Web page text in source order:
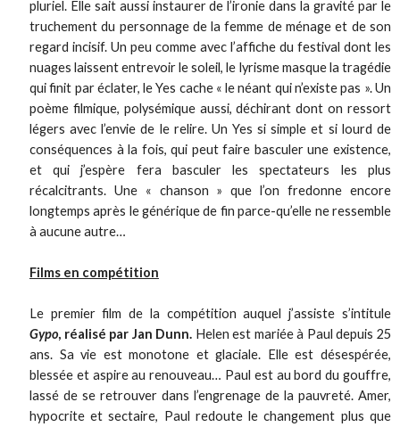
pluriel. Elle sait aussi instaurer de l’ironie dans la gravité par le
truchement du personnage de la femme de ménage et de son
regard incisif. Un peu comme avec l’affiche du festival dont les
nuages laissent entrevoir le soleil, le lyrisme masque la tragédie
qui finit par éclater, le Yes cache « le néant qui n’existe pas ». Un
poème filmique, polysémique aussi, déchirant dont on ressort
légers avec l’envie de le relire. Un Yes si simple et si lourd de
conséquences à la fois, qui peut faire basculer une existence,
et qui j’espère fera basculer les spectateurs les plus
récalcitrants. Une « chanson » que l’on fredonne encore
longtemps après le générique de fin parce-qu’elle ne ressemble
à aucune autre…
Films en compétition
Le premier film de la compétition auquel j’assiste s’intitule
Gypo, réalisé par Jan Dunn. Helen est mariée à Paul depuis 25
ans. Sa vie est monotone et glaciale. Elle est désespérée,
blessée et aspire au renouveau… Paul est au bord du gouffre,
lassé de se retrouver dans l’engrenage de la pauvreté. Amer,
hypocrite et sectaire, Paul redoute le changement plus que